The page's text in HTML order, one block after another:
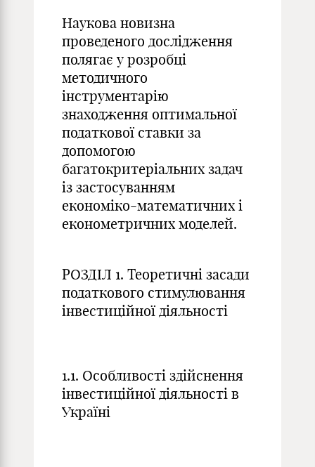
Наукова новизна
проведеного дослідження
полягає у розробці
методичного
інструментарію
знаходження оптимальної
податкової ставки за
допомогою
багатокритеріальних задач
із застосуванням
економіко-математичних і
економетричних моделей.
РОЗДІЛ 1. Теоретичні засади
податкового стимулювання
інвестиційної діяльності
1.1. Особливості здійснення
інвестиційної діяльності в
Україні